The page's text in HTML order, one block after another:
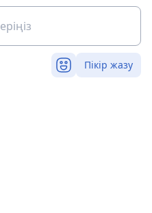
Пікір жазу